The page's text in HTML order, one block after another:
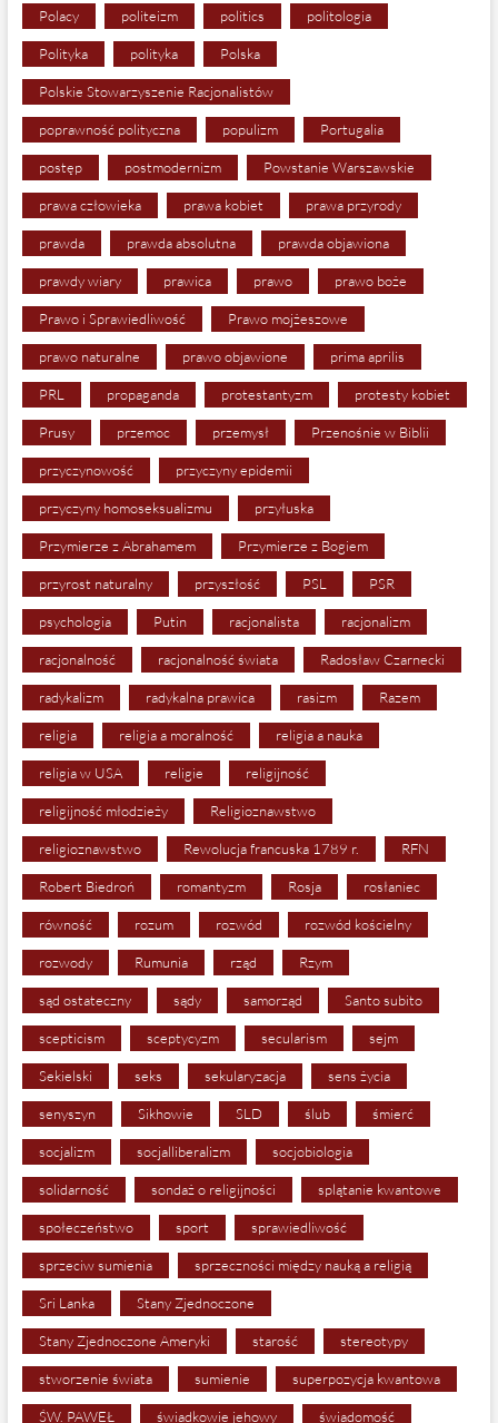
Polacy politeizm politics politologia
Polityka polityka Polska
Polskie Stowarzyszenie Racjonalistów
poprawność polityczna populizm Portugalia
postęp postmodernizm Powstanie Warszawskie
prawa człowieka prawa kobiet prawa przyrody
prawda prawda absolutna prawda objawiona
prawdy wiary prawica prawo prawo boże
Prawo i Sprawiedliwość Prawo mojżeszowe
prawo naturalne prawo objawione prima aprilis
PRL propaganda protestantyzm protesty kobiet
Prusy przemoc przemysł Przenośnie w Biblii
przyczynowość przyczyny epidemii
przyczyny homoseksualizmu przyłuska
Przymierze z Abrahamem Przymierze z Bogiem
przyrost naturalny przyszłość PSL PSR
psychologia Putin racjonalista racjonalizm
racjonalność racjonalność świata Radosław Czarnecki
radykalizm radykalna prawica rasizm Razem
religia religia a moralność religia a nauka
religia w USA religie religijność
religijność młodzieży Religioznawstwo
religioznawstwo Rewolucja francuska 1789 r. RFN
Robert Biedroń romantyzm Rosja rosłaniec
równość rozum rozwód rozwód kościelny
rozwody Rumunia rząd Rzym
sąd ostateczny sądy samorząd Santo subito
scepticism sceptycyzm secularism sejm
Sekielski seks sekularyzacja sens życia
senyszyn Sikhowie SLD ślub śmierć
socjalizm socjalliberalizm socjobiologia
solidarność sondaż o religijności splątanie kwantowe
społeczeństwo sport sprawiedliwość
sprzeciw sumienia sprzeczności między nauką a religią
Sri Lanka Stany Zjednoczone
Stany Zjednoczone Ameryki starość stereotypy
stworzenie świata sumienie superpozycja kwantowa
ŚW. PAWEŁ świadkowie jehowy świadomość